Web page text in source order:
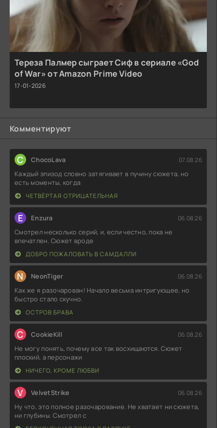
Тереза Палмер сыграет Сиф в сериале «God
of War» от Amazon Prime Video
17-01-2026
Комментируют
C ChocoLava 07.08.26
Каждый эпизод словно затягивает в пучину сюжета, но
есть моменты, когда
ЧЕТВЁРТАЯ ОТРИЦАТЕЛЬНАЯ
E Enzura 06.08.26
Смотрел несколько серий, и, если честно, пока не
впечатлен. Сюжет вроде
ДОБРО ПОЖАЛОВАТЬ В САМДАЛЛИ
N NeonTiger 06.08.26
Как же я разочарован! Начало весьма интригующее, но
быстро стало скучно.
ОСТРОВ БРАВА
C CookieKill 06.08.26
Не могу понять, почему все так восхищаются. Сюжет
плоский, а персонажи
НИЧЕГО, КРОМЕ ЛЮБВИ
V VelvetStrike 06.08.26
Ну что, это полное разочарование. Не хватает ни сюжета,
ни глубины. Смотрел с